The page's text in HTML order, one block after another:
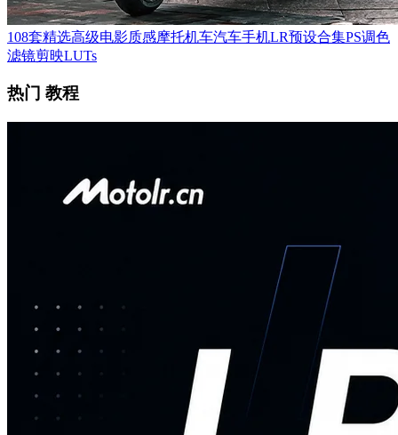
108套精选高级电影质感摩托机车汽车手机LR预设合集PS调色
滤镜剪映LUTs
热门 教程